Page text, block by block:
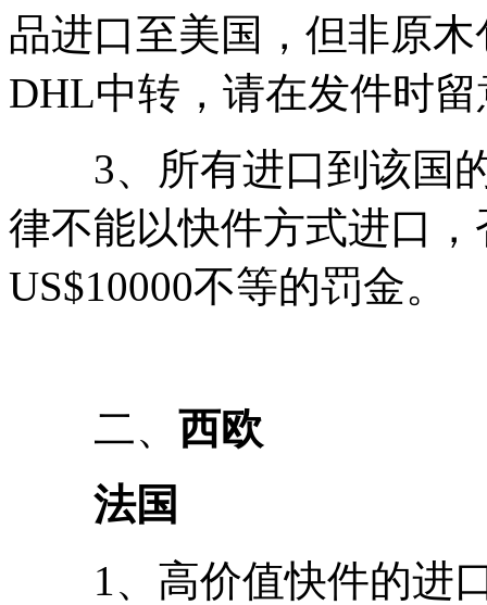
品进口至美国，但非原
DHL中转，请在发件时
3、所有进口到该国的
律不能以快件方式进口
US$10000不等的罚金。
二、 西欧
法国
1、高价值快件的进口